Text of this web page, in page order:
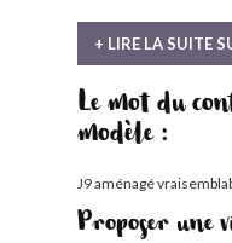
+ LIRE LA SUITE
Le mot du
modèle :
J9 aménagé
Proposer une